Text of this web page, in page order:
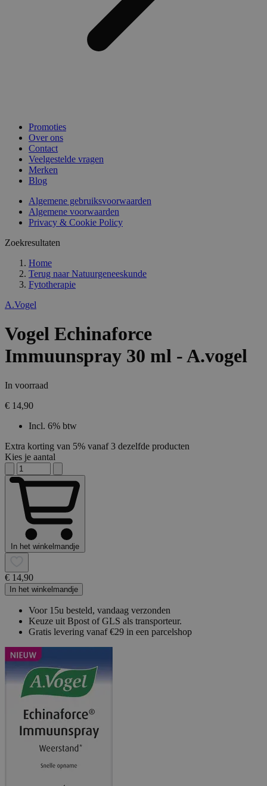
Promoties
Over ons
Contact
Veelgestelde vragen
Merken
Blog
Algemene gebruiksvoorwaarden
Algemene voorwaarden
Privacy & Cookie Policy
Zoekresultaten
Home
Terug naar Natuurgeneeskunde
Fytotherapie
A.Vogel
Vogel Echinaforce
Immuunspray 30 ml - A.vogel
In voorraad
€ 14,90
Incl. 6% btw
Extra korting van 5% vanaf 3 dezelfde producten
Kies je aantal
In het winkelmandje
€ 14,90
In het winkelmandje
Voor 15u besteld, vandaag verzonden
Keuze uit Bpost of GLS als transporteur.
Gratis levering vanaf €29 in een parcelshop